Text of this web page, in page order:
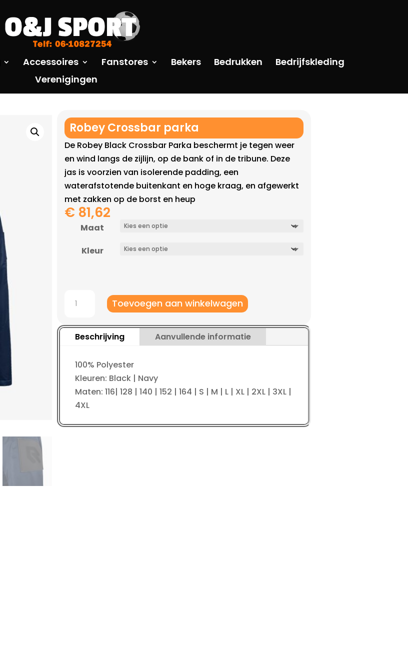
Accessoires Fanstores Bekers Bedrukken
Bedrijfskleding
Verenigingen
Robey Crossbar parka
De Robey Black Crossbar Parka beschermt je tegen weer
en wind langs de zijlijn, op de bank of in de tribune. Deze
jas is voorzien van isolerende padding, een
waterafstotende buitenkant en hoge kraag, en afgewerkt
met zakken op de borst en heup
€ 81,62
Maat
Kleur
Crossbar
parka
aantal
Toevoegen aan winkelwagen
Beschrijving Aanvullende informatie
100% Polyester
Kleuren: Black | Navy
Maten: 116| 128 | 140 | 152 | 164 | S | M | L | XL | 2XL | 3XL |
4XL